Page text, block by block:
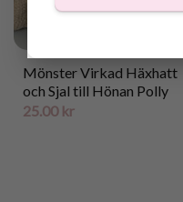
Mönster Virkad Häxhatt
och Sjal till Hönan Polly
25.00 kr